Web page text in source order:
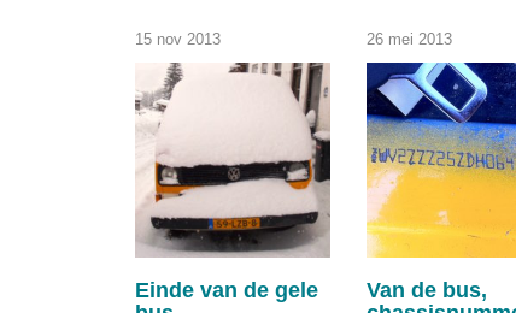
15 nov 2013
Einde van de gele
26 mei 2013
Van de bus,